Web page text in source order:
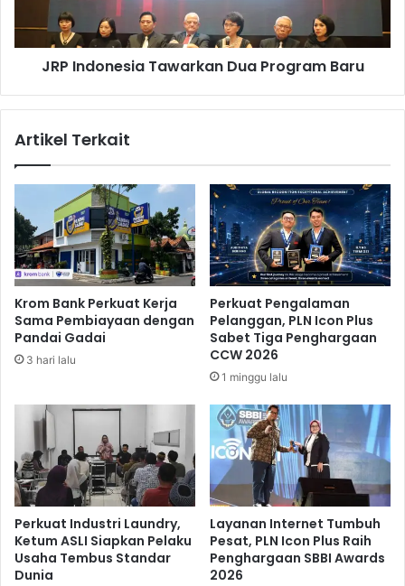
a
l
n
r
t
T
o
r
i
m
n
e
a
k
a
n
D
a
P
o
r
B
a
r
u
JRP Indonesia Tawarkan Dua Program Baru
Artikel Terkait
Krom Bank Perkuat Kerja
Sama Pembiayaan dengan
Pandai Gadai
3 hari lalu
Perkuat Pengalaman
Pelanggan, PLN Icon Plus
Sabet Tiga Penghargaan
CCW 2026
1 minggu lalu
Perkuat Industri Laundry,
Ketum ASLI Siapkan Pelaku
Usaha Tembus Standar
Dunia
Layanan Internet Tumbuh
Pesat, PLN Icon Plus Raih
Penghargaan SBBI Awards
2026